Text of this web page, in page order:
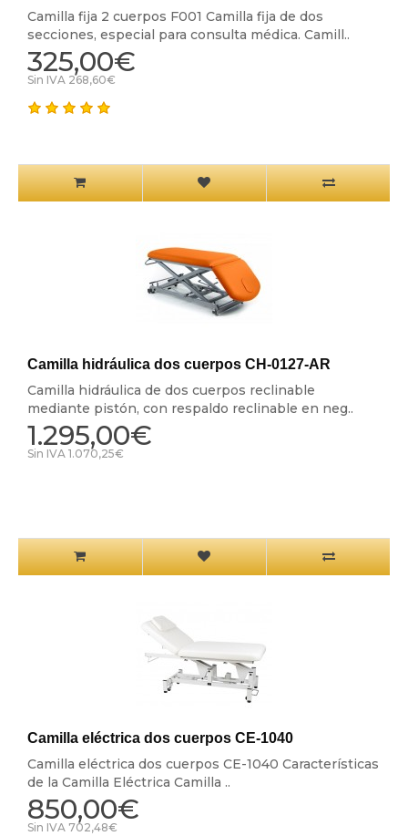
Camilla fija 2 cuerpos F001 Camilla fija de dos
secciones, especial para consulta médica. Camill..
325,00€
Sin IVA 268,60€
Camilla hidráulica dos cuerpos CH-0127-AR
Camilla hidráulica de dos cuerpos reclinable
mediante pistón, con respaldo reclinable en neg..
1.295,00€
Sin IVA 1.070,25€
Camilla eléctrica dos cuerpos CE-1040
Camilla eléctrica dos cuerpos CE-1040 Características
de la Camilla Eléctrica Camilla ..
850,00€
Sin IVA 702,48€